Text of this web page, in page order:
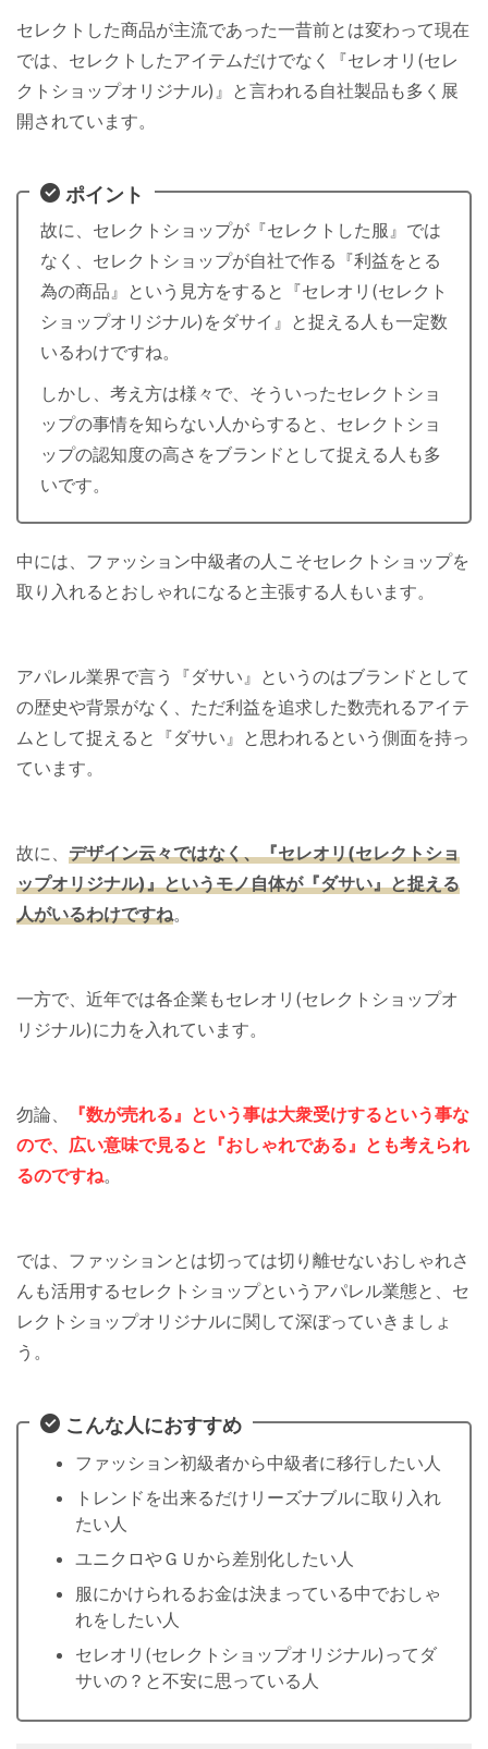
セレクトした商品が主流であった一昔前とは変わって現在
では、セレクトしたアイテムだけでなく『セレオリ(セレ
クトショップオリジナル)』と言われる自社製品も多く展
開されています。
ポイント
故に、セレクトショップが『セレクトした服』では
なく、セレクトショップが自社で作る『利益をとる
為の商品』という見方をすると『セレオリ(セレクト
ショップオリジナル)をダサイ』と捉える人も一定数
いるわけですね。
しかし、考え方は様々で、そういったセレクトショ
ップの事情を知らない人からすると、セレクトショ
ップの認知度の高さをブランドとして捉える人も多
いです。
中には、ファッション中級者の人こそセレクトショップを
取り入れるとおしゃれになると主張する人もいます。
アパレル業界で言う『ダサい』というのはブランドとして
の歴史や背景がなく、ただ利益を追求した数売れるアイテ
ムとして捉えると『ダサい』と思われるという側面を持っ
ています。
故に、 デザイン云々ではなく、『セレオリ(セレクトショ
ップオリジナル)』というモノ自体が『ダサい』と捉える
人がいるわけですね。
一方で、近年では各企業もセレオリ(セレクトショップオ
リジナル)に力を入れています。
勿論、
『数が売れる』という事は大衆受けするという事な
ので、広い意味で見ると『おしゃれである』とも考えられ
るのですね。
では、ファッションとは切っては切り離せないおしゃれさ
んも活用するセレクトショップというアパレル業態と、セ
レクトショップオリジナルに関して深ぼっていきましょ
う。
こんな人におすすめ
ファッション初級者から中級者に移行したい人
トレンドを出来るだけリーズナブルに取り入れ
たい人
ユニクロやＧＵから差別化したい人
服にかけられるお金は決まっている中でおしゃ
れをしたい人
セレオリ(セレクトショップオリジナル)ってダ
サいの？と不安に思っている人